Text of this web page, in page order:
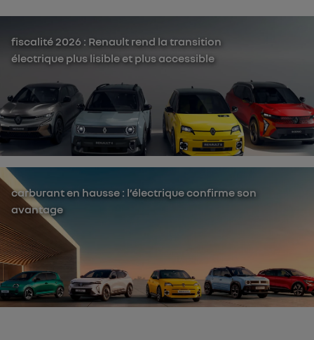
fiscalité 2026 : Renault rend la transition
électrique plus lisible et plus accessible
carburant en hausse : l’électrique confirme son
avantage